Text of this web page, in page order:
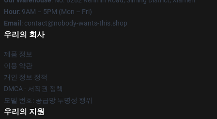
Hour: 9AM – 5PM (Mon – Fri)
Email : contact@nobody-wants-this.shop
우리의 회사
제품 정보
이용 약관
개인 정보 정책
DMCA - 저작권 정책
모델 번호: 공급망 투명성 행위
우리의 지원